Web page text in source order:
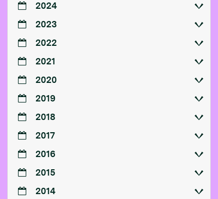
2024
2023
2022
2021
2020
2019
2018
2017
2016
2015
2014